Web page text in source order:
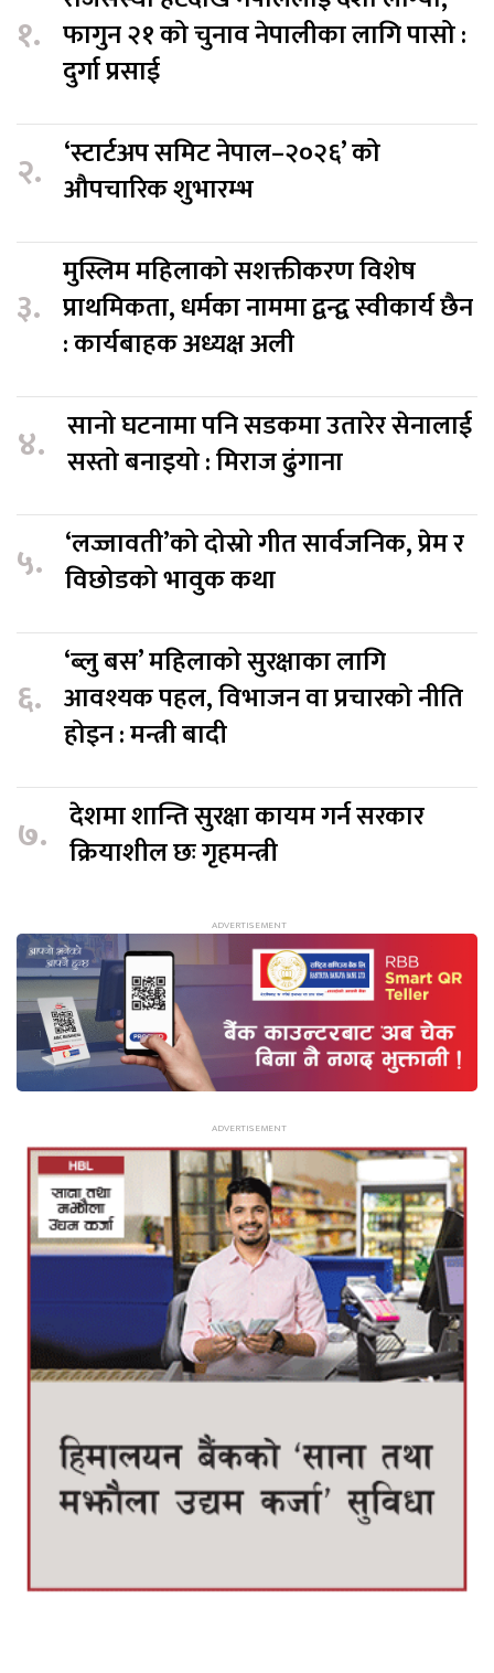
१. फागुन २१ को चुनाव नेपालीका लागि पासो :
दुर्गा प्रसाई
२. ‘स्टार्टअप समिट नेपाल–२०२६’ को
औपचारिक शुभारम्भ
३.
मुस्लिम महिलाको सशक्तीकरण विशेष
प्राथमिकता, धर्मका नाममा द्वन्द्व स्वीकार्य छैन
: कार्यबाहक अध्यक्ष अली
४. सानो घटनामा पनि सडकमा उतारेर सेनालाई
सस्तो बनाइयो : मिराज ढुंगाना
५. ‘लज्जावती’को दोस्रो गीत सार्वजनिक, प्रेम र
विछोडको भावुक कथा
६.
‘ब्लु बस’ महिलाको सुरक्षाका लागि
आवश्यक पहल, विभाजन वा प्रचारको नीति
होइन : मन्त्री बादी
७. देशमा शान्ति सुरक्षा कायम गर्न सरकार
क्रियाशील छः गृहमन्त्री